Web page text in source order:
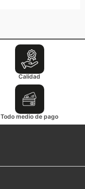
Calidad
Todo medio de pago